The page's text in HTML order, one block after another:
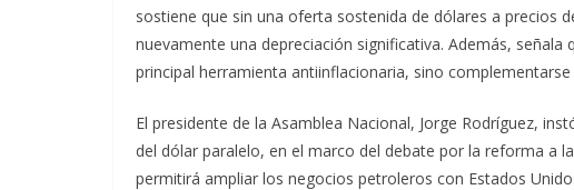
sostiene que sin una oferta sostenida de dólares a precios
nuevamente una depreciación significativa. Además,
principal herramienta antiinflacionaria, sino
El presidente de la Asamblea Nacional, Jorge Rodríguez,
del dólar paralelo, en el marco del debate por la reforma a
permitirá ampliar los negocios petroleros con Estados